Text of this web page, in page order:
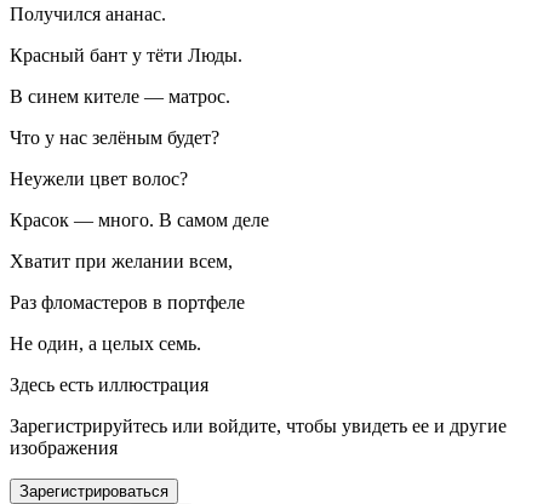
Получился ананас.
Красный бант у тёти Люды.
В синем кителе — матрос.
Что у нас зелёным будет?
Неужели цвет волос?
Красок — много. В самом деле
Хватит при желании всем,
Раз фломастеров в портфеле
Не один, а целых семь.
Здесь есть иллюстрация
Зарегистрируйтесь или войдите, чтобы увидеть ее и другие
изображения
Зарегистрироваться